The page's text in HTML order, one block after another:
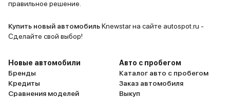
правильное решение.
Купить новый автомобильKnewstar на сайте autospot.ru -
Сделайте свой выбор!
Новые автомобили
Бренды
Кредиты
Сравнения моделей
Авто с пробегом
Каталог авто с пробегом
Заказ автомобиля
Выкуп